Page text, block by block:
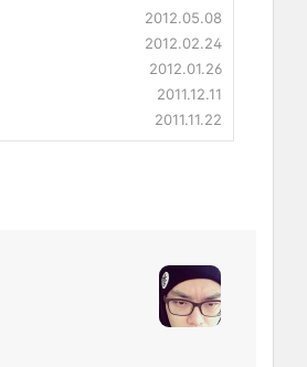
2012.05.08
2012.02.24
2012.01.26
2011.12.11
2011.11.22